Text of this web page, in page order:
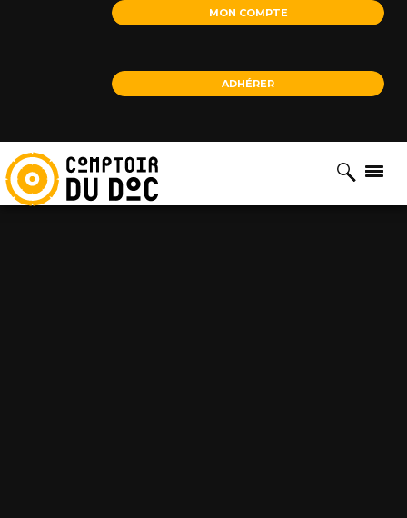
MON COMPTE
ADHÉRER
Cookies management panel